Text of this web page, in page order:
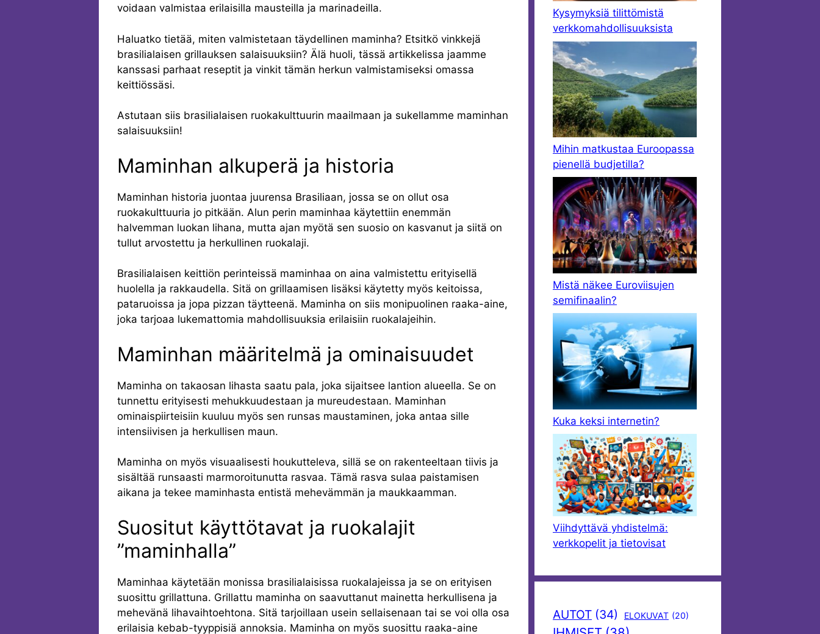
voidaan valmistaa erilaisilla mausteilla ja marinadeilla.
Haluatko tietää, miten valmistetaan täydellinen maminha? Etsitkö vinkkejä
brasilialaisen grillauksen salaisuuksiin? Älä huoli, tässä artikkelissa jaamme
kanssasi parhaat reseptit ja vinkit tämän herkun valmistamiseksi omassa
keittiössäsi.
Astutaan siis brasilialaisen ruokakulttuurin maailmaan ja sukellamme maminhan
salaisuuksiin!
Maminhan alkuperä ja historia
Maminhan historia juontaa juurensa Brasiliaan, jossa se on ollut osa
ruokakulttuuria jo pitkään. Alun perin maminhaa käytettiin enemmän
halvemman luokan lihana, mutta ajan myötä sen suosio on kasvanut ja siitä on
tullut arvostettu ja herkullinen ruokalaji.
Brasilialaisen keittiön perinteissä maminhaa on aina valmistettu erityisellä
huolella ja rakkaudella. Sitä on grillaamisen lisäksi käytetty myös keitoissa,
pataruoissa ja jopa pizzan täytteenä. Maminha on siis monipuolinen raaka-aine,
joka tarjoaa lukemattomia mahdollisuuksia erilaisiin ruokalajeihin.
Maminhan määritelmä ja ominaisuudet
Maminha on takaosan lihasta saatu pala, joka sijaitsee lantion alueella. Se on
tunnettu erityisesti mehukkuudestaan ja mureudestaan. Maminhan
ominaispiirteisiin kuuluu myös sen runsas maustaminen, joka antaa sille
intensiivisen ja herkullisen maun.
Maminha on myös visuaalisesti houkutteleva, sillä se on rakenteeltaan tiivis ja
sisältää runsaasti marmoroitunutta rasvaa. Tämä rasva sulaa paistamisen
aikana ja tekee maminhasta entistä mehevämmän ja maukkaamman.
Suositut käyttötavat ja ruokalajit
”maminhalla”
Maminhaa käytetään monissa brasilialaisissa ruokalajeissa ja se on erityisen
suosittu grillattuna. Grillattu maminha on saavuttanut mainetta herkullisena ja
mehevänä lihavaihtoehtona. Sitä tarjoillaan usein sellaisenaan tai se voi olla osa
erilaisia kebab-tyyppisiä annoksia. Maminha on myös suosittu raaka-aine
Kysymyksiä tilittömistä
verkkomahdollisuuksista
Mihin matkustaa Euroopassa
pienellä budjetilla?
Mistä näkee Euroviisujen
semifinaalin?
Kuka keksi internetin?
Viihdyttävä yhdistelmä:
verkkopelit ja tietovisat
AUTOT (34) ELOKUVAT (20)